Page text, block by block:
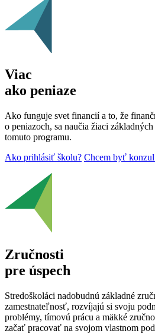
Viac
ako peniaze
Ako funguje svet financií a to, že
o peniazoch, sa naučia žiaci
tomuto programu.
Ako prihlásiť školu? Chcem byť
Zručnosti
pre úspech
Stredoškoláci nadobudnú základné
zamestnateľnosť, rozvíjajú si svoju
problémy, tímovú prácu a mäkké
začať pracovať na svojom vlastnom